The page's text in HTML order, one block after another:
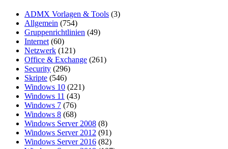
ADMX Vorlagen & Tools (3)
Allgemein (754)
Gruppenrichtlinien (49)
Internet (60)
Netzwerk (121)
Office & Exchange (261)
Security (296)
Skripte (546)
Windows 10 (221)
Windows 11 (43)
Windows 7 (76)
Windows 8 (68)
Windows Server 2008 (8)
Windows Server 2012 (91)
Windows Server 2016 (82)